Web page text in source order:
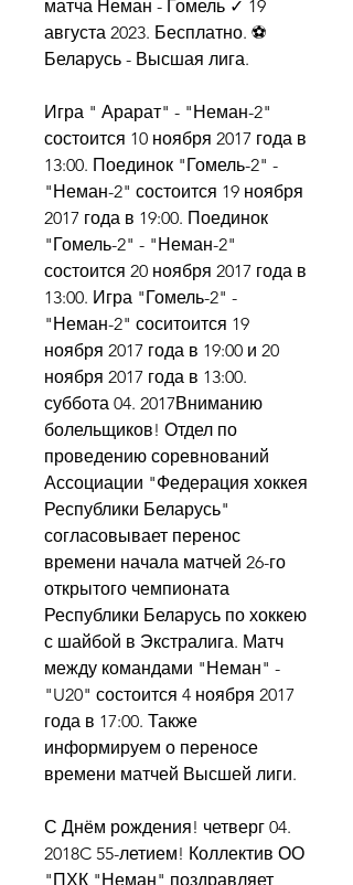
матча Неман - Гомель ✓ 19
августа 2023. Бесплатно. ⚽
Беларусь - Высшая лига.
Игра " Арарат" - "Неман-2"
состоится 10 ноября 2017 года в
13:00. Поединок "Гомель-2" -
"Неман-2" состоится 19 ноября
2017 года в 19:00. Поединок
"Гомель-2" - "Неман-2"
состоится 20 ноября 2017 года в
13:00. Игра "Гомель-2" -
"Неман-2" соситоится 19
ноября 2017 года в 19:00 и 20
ноября 2017 года в 13:00.
суббота 04. 2017Вниманию
болельщиков! Отдел по
проведению соревнований
Ассоциации "Федерация хоккея
Республики Беларусь"
согласовывает перенос
времени начала матчей 26-го
открытого чемпионата
Республики Беларусь по хоккею
с шайбой в Экстралига. Матч
между командами "Неман" -
"U20" состоится 4 ноября 2017
года в 17:00. Также
информируем о переносе
времени матчей Высшей лиги.
С Днём рождения! четверг 04.
2018C 55-летием! Коллектив ОО
"ПХК "Неман" поздравляет